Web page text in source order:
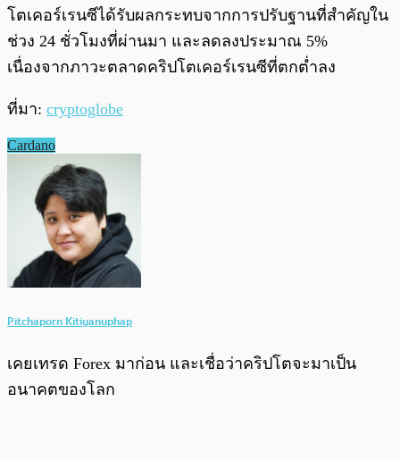
โตเคอร์เรนซีได้รับผลกระทบจากการปรับฐานที่สำคัญใน
ช่วง 24 ชั่วโมงที่ผ่านมา และลดลงประมาณ 5%
เนื่องจากภาวะตลาดคริปโตเคอร์เรนซีที่ตกต่ำลง
ที่มา: cryptoglobe
Cardano
Pitchaporn Kitiyanuphap
เคยเทรด Forex มาก่อน และเชื่อว่าคริปโตจะมาเป็น
อนาคตของโลก